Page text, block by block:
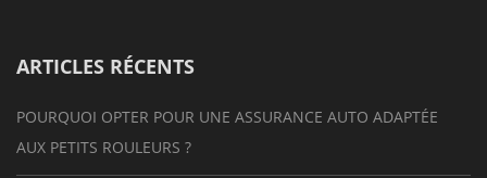
ARTICLES RÉCENTS
POURQUOI OPTER POUR UNE ASSURANCE AUTO ADAPTÉE
AUX PETITS ROULEURS ?